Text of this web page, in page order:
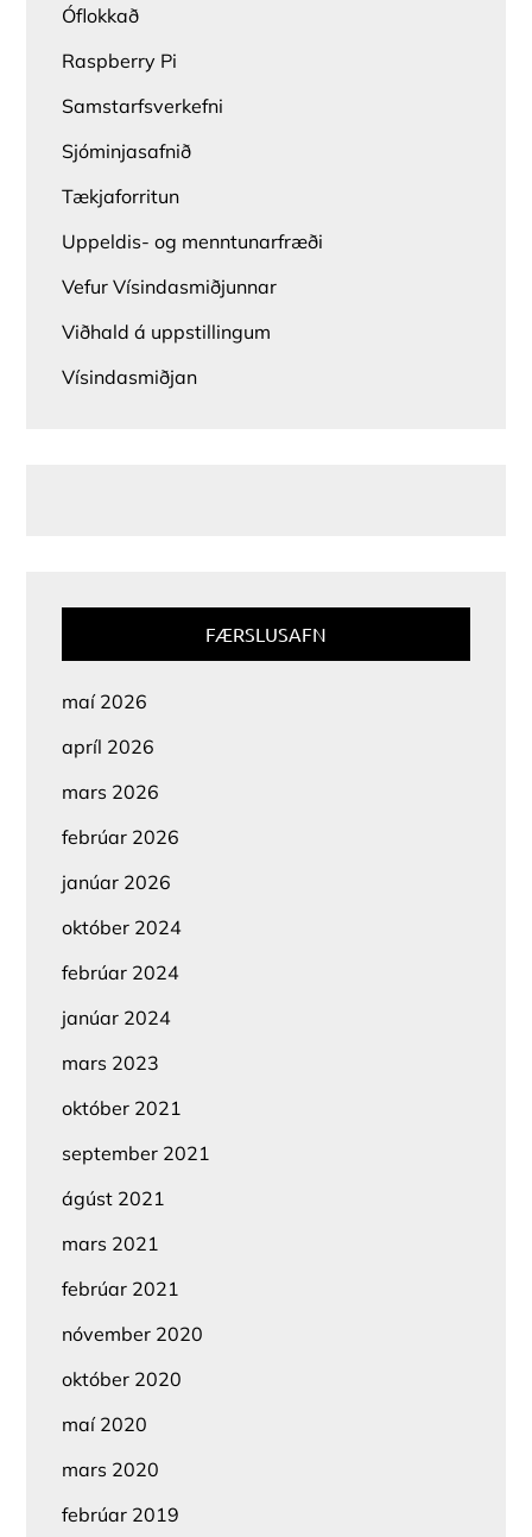
Óflokkað
Raspberry Pi
Samstarfsverkefni
Sjóminjasafnið
Tækjaforritun
Uppeldis- og menntunarfræði
Vefur Vísindasmiðjunnar
Viðhald á uppstillingum
Vísindasmiðjan
FÆRSLUSAFN
maí 2026
apríl 2026
mars 2026
febrúar 2026
janúar 2026
október 2024
febrúar 2024
janúar 2024
mars 2023
október 2021
september 2021
ágúst 2021
mars 2021
febrúar 2021
nóvember 2020
október 2020
maí 2020
mars 2020
febrúar 2019